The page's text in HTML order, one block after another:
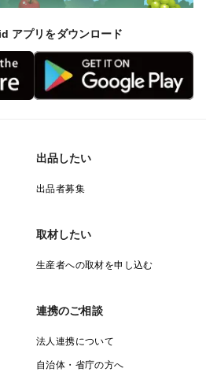
アプリをダウンロード
出品したい
出品者募集
取材したい
生産者への取材を申し込む
連携のご相談
法人連携について
自治体・省庁の方へ